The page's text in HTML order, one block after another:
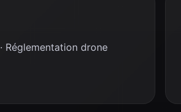
Réglementation drone